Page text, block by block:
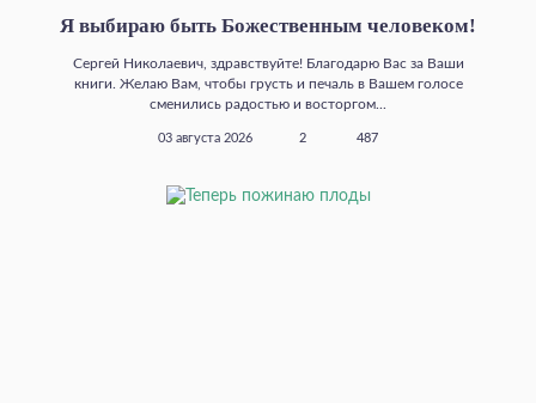
Я выбираю быть Божественным человеком!
Сергей Николаевич, здравствуйте! Благодарю Вас за Ваши
книги. Желаю Вам, чтобы грусть и печаль в Вашем голосе
сменились радостью и восторгом...
03 августа 2026 2 487